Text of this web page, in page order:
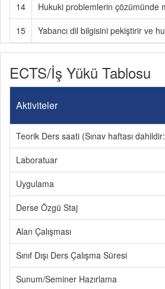
14
Hukuki problemlerin çözümünde
15
Yabancı dil bilgisini pekiştirir ve
ECTS/İş Yükü Tablosu
Aktiviteler
Teorik Ders saati (Sınav haftası
Laboratuar
Uygulama
Derse Özgü Staj
Alan Çalışması
Sınıf Dışı Ders Çalışma Süresi
Sunum/Seminer Hazırlama